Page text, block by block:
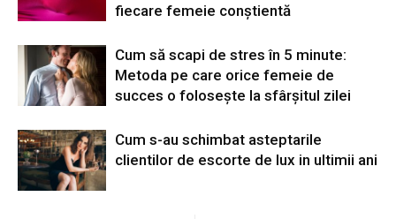
fiecare femeie conștientă
Cum să scapi de stres în 5 minute:
Metoda pe care orice femeie de
succes o folosește la sfârșitul zilei
Cum s-au schimbat asteptarile
clientilor de escorte de lux in ultimii ani